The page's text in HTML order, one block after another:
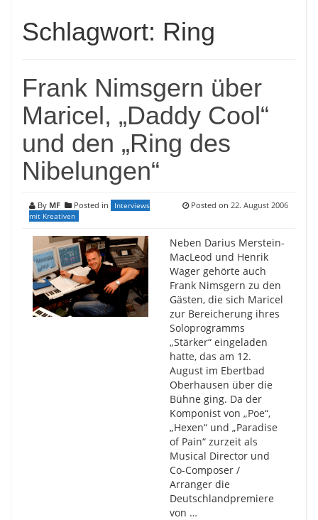
Schlagwort: Ring
Frank Nimsgern über
Maricel, „Daddy Cool“
und den „Ring des
Nibelungen“
By MF Posted in
Interviews
mit Kreativen
Posted on 22. August 2006
Neben Darius Merstein-
MacLeod und Henrik
Wager gehörte auch
Frank Nimsgern zu den
Gästen, die sich Maricel
zur Bereicherung ihres
Soloprogramms
„Stärker“ eingeladen
hatte, das am 12.
August im Ebertbad
Oberhausen über die
Bühne ging. Da der
Komponist von „Poe“,
„Hexen“ und „Paradise
of Pain“ zurzeit als
Musical Director und
Co-Composer /
Arranger die
Deutschlandpremiere
von …